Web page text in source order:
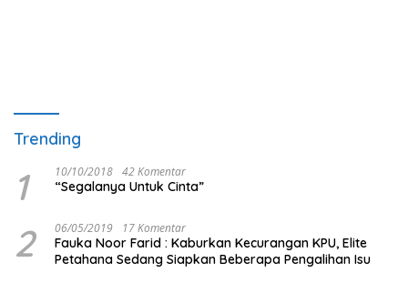
Trending
1 10/10/2018 42 Komentar
“Segalanya Untuk Cinta”
2 06/05/2019 17 Komentar
Fauka Noor Farid : Kaburkan Kecurangan KPU, Elite
Petahana Sedang Siapkan Beberapa Pengalihan Isu